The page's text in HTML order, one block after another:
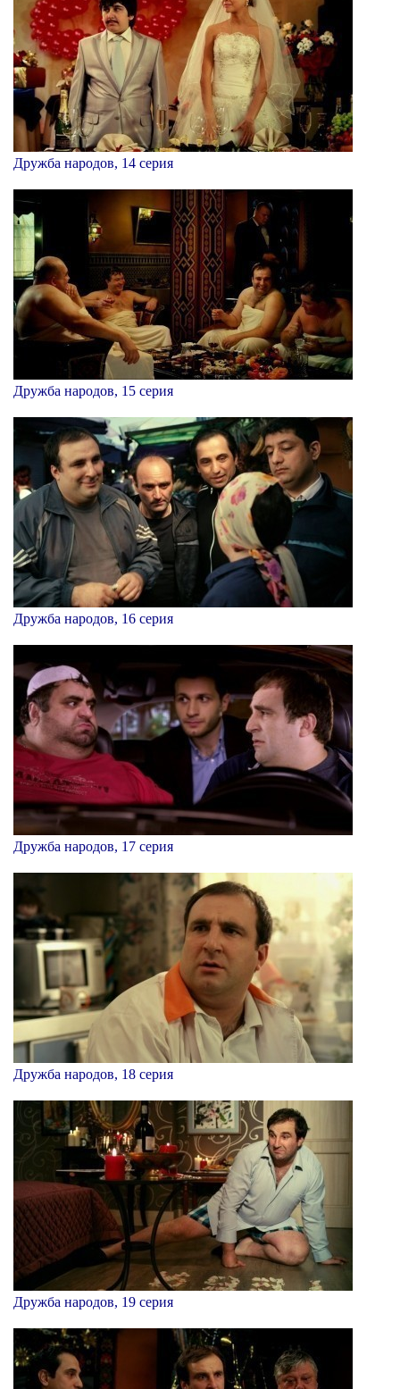
Дружба народов, 14 серия
Дружба народов, 15 серия
Дружба народов, 16 серия
Дружба народов, 17 серия
Дружба народов, 18 серия
Дружба народов, 19 серия